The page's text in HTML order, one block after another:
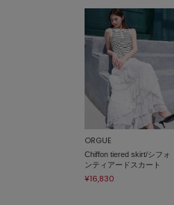
ORGUE
Chiffon tiered skirt/シフォ
ンティアードスカート
¥16,830